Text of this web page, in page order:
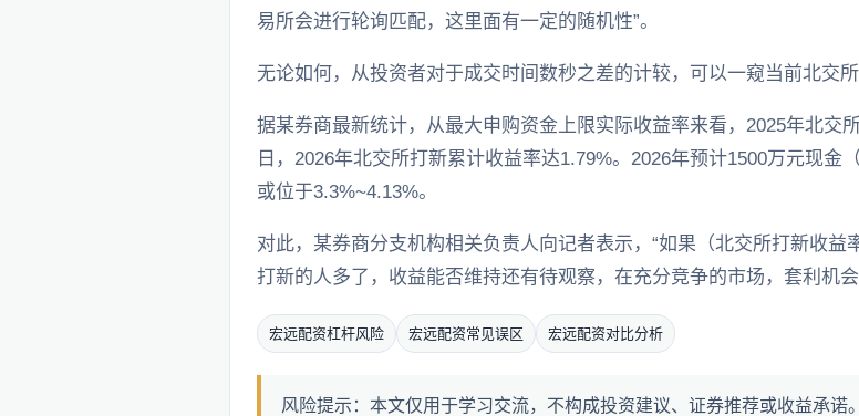
易所会进行轮询匹配，这里面有一定的随机性”。
无论如何，从投资者对于成交时间数秒之差的计较，可以一窥当前北交所
据某券商最新统计，从最大申购资金上限实际收益率来看，2025年北交
日，2026年北交所打新累计收益率达1.79%。2026年预计1500万元现
或位于3.3%~4.13%。
对此，某券商分支机构相关负责人向记者表示，“如果（北交所打新收
打新的人多了，收益能否维持还有待观察，在充分竞争的市场，套利机会
宏远配资杠杆风险 宏远配资常见误区 宏远配资对比分析
风险提示：本文仅用于学习交流，不构成投资建议、证券推荐或收益承诺。